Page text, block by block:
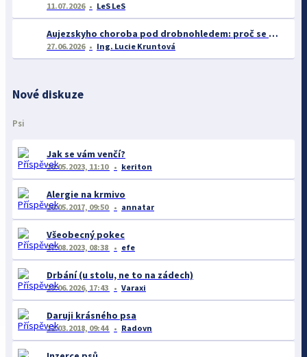
11.07.2026 LeS LeS
Aujezskyho choroba pod drobnohledem: proč se o ní nyní mluví více než dříve
27.06.2026 Ing. Lucie Kruntová
Nové diskuze
Psi
Jak se vám venčí?
26.05.2023, 11:10 keriton
Alergie na krmivo
26.05.2017, 09:50 annatar
Všeobecný pokec
17.08.2023, 08:38 efe
Drbání (u stolu, ne to na zádech)
23.06.2026, 17:43 Varaxi
Daruji krásného psa
12.03.2018, 09:44 Radovn